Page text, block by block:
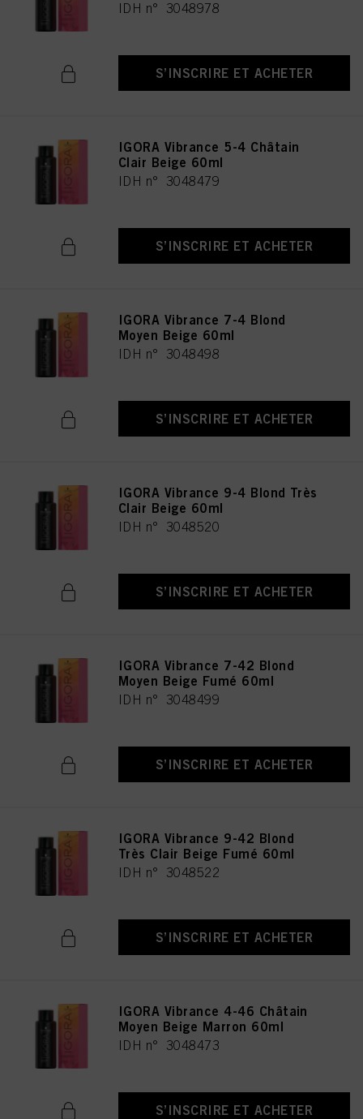
IDH n° 3048978
S’INSCRIRE ET ACHETER
IGORA Vibrance 5-4 Châtain
Clair Beige 60ml
IDH n° 3048479
S’INSCRIRE ET ACHETER
IGORA Vibrance 7-4 Blond
Moyen Beige 60ml
IDH n° 3048498
S’INSCRIRE ET ACHETER
IGORA Vibrance 9-4 Blond Très
Clair Beige 60ml
IDH n° 3048520
S’INSCRIRE ET ACHETER
IGORA Vibrance 7-42 Blond
Moyen Beige Fumé 60ml
IDH n° 3048499
S’INSCRIRE ET ACHETER
IGORA Vibrance 9-42 Blond
Très Clair Beige Fumé 60ml
IDH n° 3048522
S’INSCRIRE ET ACHETER
IGORA Vibrance 4-46 Châtain
Moyen Beige Marron 60ml
IDH n° 3048473
S’INSCRIRE ET ACHETER